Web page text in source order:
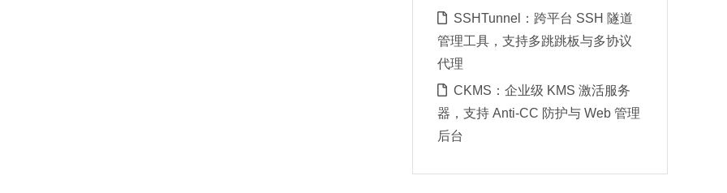
SSHTunnel：跨平台 SSH 隧道
管理工具，支持多跳跳板与多协议
代理
CKMS：企业级 KMS 激活服务
器，支持 Anti-CC 防护与 Web 管理
后台